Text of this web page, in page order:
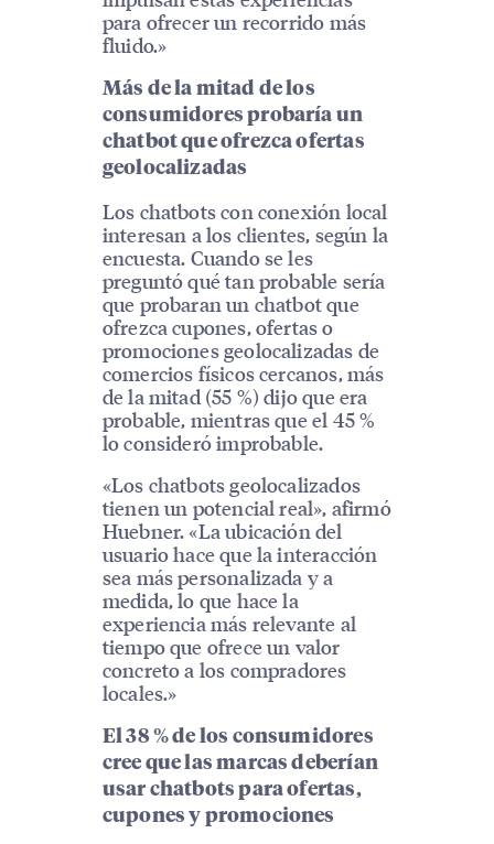
para ofrecer un recorrido más
fluido.»
Más de la mitad de los
consumidores probaría un
chatbot que ofrezca ofertas
geolocalizadas
Los chatbots con conexión local
interesan a los clientes, según la
encuesta. Cuando se les
preguntó qué tan probable sería
que probaran un chatbot que
ofrezca cupones, ofertas o
promociones geolocalizadas de
comercios físicos cercanos, más
de la mitad (55 %) dijo que era
probable, mientras que el 45 %
lo consideró improbable.
«Los chatbots geolocalizados
tienen un potencial real», afirmó
Huebner. «La ubicación del
usuario hace que la interacción
sea más personalizada y a
medida, lo que hace la
experiencia más relevante al
tiempo que ofrece un valor
concreto a los compradores
locales.»
El 38 % de los consumidores
cree que las marcas deberían
usar chatbots para ofertas,
cupones y promociones